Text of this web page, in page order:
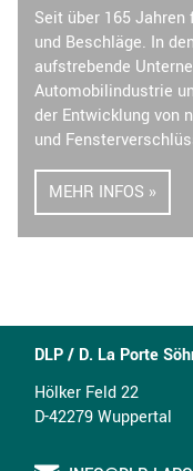
Seit über 165
und Beschläge. In
aufstrebende
Automobilindustrie
der Entwicklung von
und
MEHR INFOS »
DLP / D. La Porte
Hölker Feld 22
D-42279 Wuppertal